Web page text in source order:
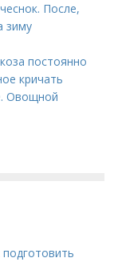
После,
зиму
постоянно
кричать
Овощной